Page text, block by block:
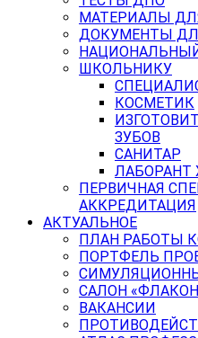
МАТЕРИАЛЫ
ДОКУМЕНТЫ
ШКОЛЬНИКУ
КОСМЕТИК
ЗУБОВ
САНИТАР
ЛАБОРАНТ
ПЕРВИЧНАЯ
АККРЕДИТАЦИЯ
АКТУАЛЬНОЕ
ПЛАН РАБОТЫ
ПОРТФЕЛЬ
САЛОН
ВАКАНСИИ